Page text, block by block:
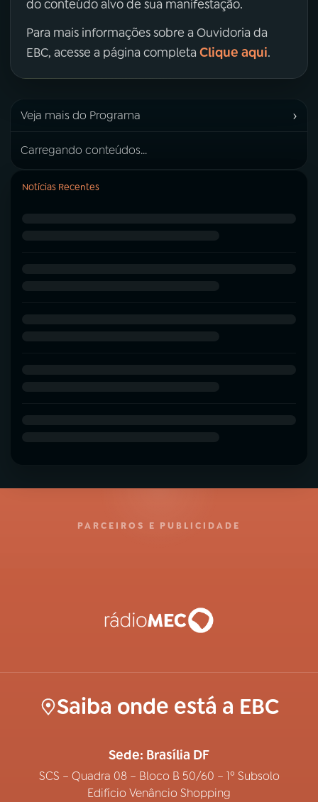
do conteúdo alvo de sua manifestação.
Para mais informações sobre a Ouvidoria da
EBC, acesse a página completa Clique aqui.
Veja mais do Programa ›
Carregando conteúdos...
Notícias Recentes
PARCEIROS E PUBLICIDADE
Saiba onde está a EBC
Sede: Brasília DF
SCS – Quadra 08 – Bloco B 50/60 – 1º Subsolo
Edifício Venâncio Shopping